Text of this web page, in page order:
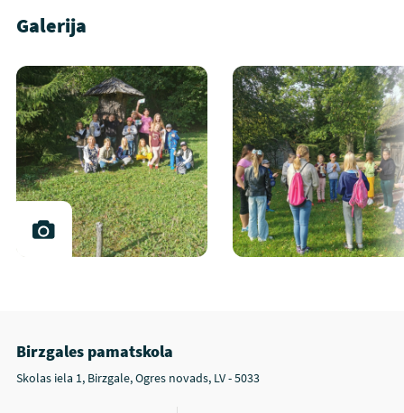
Galerija
Birzgales pamatskola
Skolas iela 1, Birzgale, Ogres novads, LV - 5033